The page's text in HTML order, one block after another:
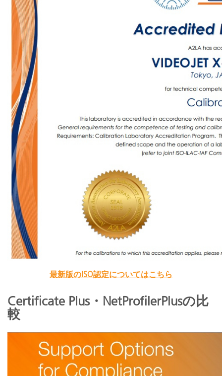
最新版のISO認定についてはこちら
Certificate Plus・NetProfilerPlusの比
較